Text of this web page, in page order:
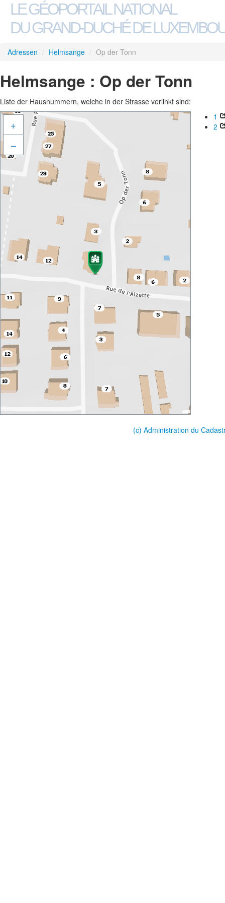
LE GÉOPORTAIL NATIONAL
DU GRAND-DUCHÉ DE
Adressen / Helmsange / Op der Tonn
Helmsange : Op der Tonn
Liste der Hausnummern, welche in der Strasse verlinkt sind:
+
–
1
2
(c) Administration du